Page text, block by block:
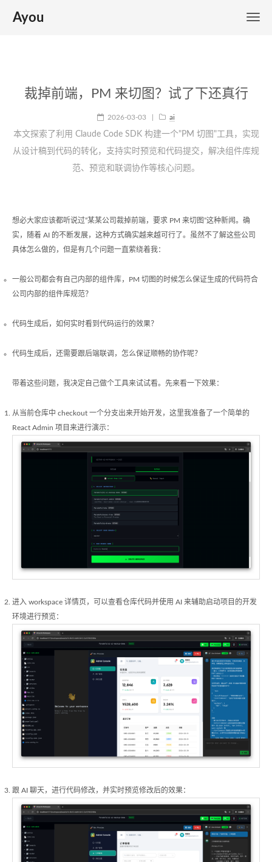
Ayou
裁掉前端，PM 来切图？试了下还真行
2026-03-03 ai
本文探索了利用 Claude Code SDK 构建一个"PM 切图"工具，实现
从设计稿到代码的转化，支持实时预览和代码提交，解决组件库规
范、预览和联调协作等核心问题。
想必大家应该都听说过”某某公司裁掉前端，要求 PM 来切图”这种新闻。确
实，随着 AI 的不断发展，这种方式确实越来越可行了。虽然不了解这些公司
具体怎么做的，但是有几个问题一直萦绕着我：
一般公司都会有自己内部的组件库，PM 切图的时候怎么保证生成的代码符合
公司内部的组件库规范？
代码生成后，如何实时看到代码运行的效果？
代码生成后，还需要跟后端联调，怎么保证顺畅的协作呢？
带着这些问题，我决定自己做个工具来试试看。先来看一下效果：
从当前仓库中 checkout 一个分支出来开始开发，这里我准备了一个简单的
React Admin 项目来进行演示：
进入 workspace 详情页，可以查看仓库代码并使用 AI 来辅助启动项目的开发
环境进行预览：
跟 AI 聊天，进行代码修改，并实时预览修改后的效果：